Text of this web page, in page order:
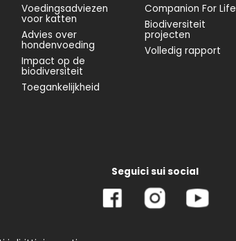
Voedingsadviezen
voor katten
Advies over
hondenvoeding
Impact op de
biodiversiteit
Toegankelijkheid
Companion For Life
Biodiversiteit
projecten
Volledig rapport
Seguici sui social